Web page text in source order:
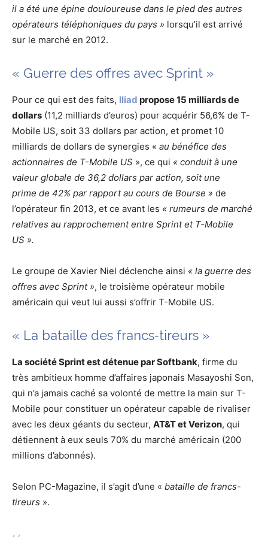
il a été une épine douloureuse dans le pied des autres
opérateurs téléphoniques du pays » lorsqu’il est arrivé
sur le marché en 2012.
« Guerre des offres avec Sprint »
Pour ce qui est des faits, Iliad propose 15 milliards de
dollars (11,2 milliards d’euros) pour acquérir 56,6% de T-
Mobile US, soit 33 dollars par action, et promet 10
milliards de dollars de synergies « au bénéfice des
actionnaires de T-Mobile US », ce qui « conduit à une
valeur globale de 36,2 dollars par action, soit une
prime de 42% par rapport au cours de Bourse » de
l’opérateur fin 2013, et ce avant les « rumeurs de marché
relatives au rapprochement entre Sprint et T-Mobile
US ».
Le groupe de Xavier Niel déclenche ainsi « la guerre des
offres avec Sprint », le troisième opérateur mobile
américain qui veut lui aussi s’offrir T-Mobile US.
« La bataille des francs-tireurs »
La société Sprint est détenue par Softbank, firme du
très ambitieux homme d’affaires japonais Masayoshi Son,
qui n’a jamais caché sa volonté de mettre la main sur T-
Mobile pour constituer un opérateur capable de rivaliser
avec les deux géants du secteur, AT&T et Verizon, qui
détiennent à eux seuls 70% du marché américain (200
millions d’abonnés).
Selon PC-Magazine, il s’agit d’une « bataille de francs-
tireurs ».